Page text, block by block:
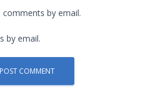
by email.
by email.